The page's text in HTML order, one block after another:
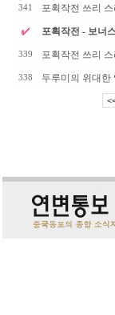
341 포획작전 쓰리
포획작전 - 보너
339 포획작전 쓰리
338 두루미의 위대한